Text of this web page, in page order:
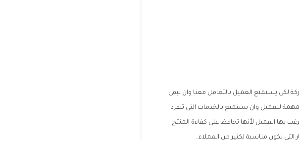
لكى يستمتع العميل بالتعامل معنا وان نبقى
للعميل وان يستمتع بالخدمات التى تنفرد
بها العميل لأنها تحافظ على كفاءة المنتج
تكون مناسبة لكثير من العملاء .